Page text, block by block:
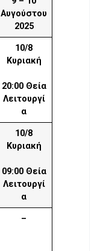
Αυγούστου
2025
10/8
Κυριακή
20:00 Θεία
Λειτουργί
α
10/8
Κυριακή
09:00 Θεία
Λειτουργί
α
–